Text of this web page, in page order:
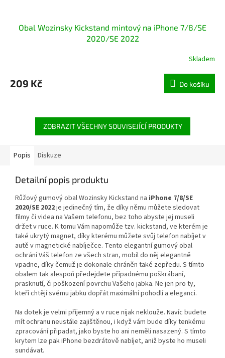
Obal Wozinsky Kickstand mintový na iPhone 7/8/SE
2020/SE 2022
produktu
je
Skladem
209 Kč Do košíku
ZOBRAZIT VŠECHNY SOUVISEJÍCÍ PRODUKTY
Popis Diskuze
Detailní popis produktu
Růžový gumový obal Wozinsky Kickstand na iPhone 7/8/SE
2020/SE 2022je jedinečný tím, že díky němu můžete sledovat
filmy či videa na Vašem telefonu, bez toho abyste jej museli
držet v ruce. K tomu Vám napomůže tzv. kickstand, ve kterém je
také ukrytý magnet, díky kterému můžete svůj telefon nabíjet v
autě v magnetické nabíječce. Tento elegantní gumový obal
ochrání Váš telefon ze všech stran, mobil do něj elegantně
vpadne, díky čemuž je dokonale chráněn také zepředu. S tímto
obalem tak alespoň předejdete případnému poškrábaní,
prasknutí, či poškozenípovrchu Vašeho jabka. Ne jen pro ty,
kteří chtějí svému jabku dopřát maximální pohodlí a eleganci.
Na dotek je velmi příjemný a v ruce nijak neklouže. Navíc budete
mít ochranu neustále zajištěnou, i když vám bude díky tenkému
zpracování připadat, jako byste ho ani neměli nasazený. S tímto
krytem lze pak iPhone bezdrátově nabíjet, aniž byste ho museli
sundávat.